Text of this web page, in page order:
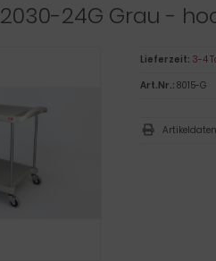
24G Grau -
Lieferzeit: 3-4
Art.Nr.: 8015-G